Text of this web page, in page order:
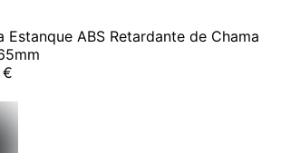
Estanque ABS Retardante de Chama
€